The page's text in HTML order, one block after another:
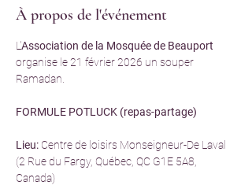
À propos de l'événement
L'Association de la Mosquée de Beauport
organise le 21 février 2026 un souper
Ramadan.
FORMULE POTLUCK (repas-partage)
Lieu: Centre de loisirs Monseigneur-De Laval
(2 Rue du Fargy, Québec, QC G1E 5A8,
Canada)